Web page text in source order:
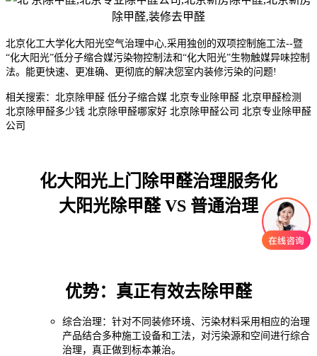
北京化工大学化大阳光空气治理中心,采用独创的双项控制施工法--暨
“化大阳光”低分子缩合媒污染物控制法和“化大阳光”生物触媒异味控制
法。能更快速、更准确、更彻底的解决您室内装修污染的问题!
相关搜索：北京除甲醛 低分子缩合媒 北京专业除甲醛 北京甲醛检测
北京除甲醛多少钱 北京除甲醛哪家好 北京除甲醛公司 北京专业除甲醛
公司
化大阳光上门除甲醛治理服务化
大阳光除甲醛 VS 普通治理
优势：真正有效去除甲醛
综合治理：针对不同装修环境、污染材料采用相应的治理
产品结合多种施工设备和工法，对污染源和空间进行综合
治理，真正做到标本兼治。